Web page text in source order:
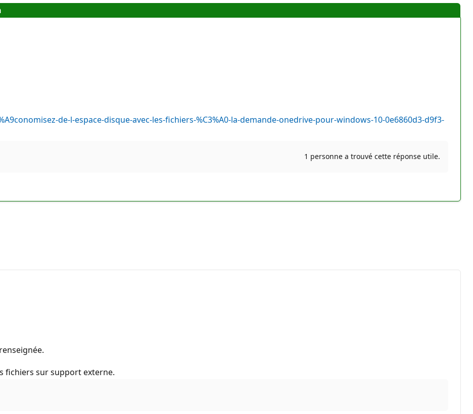
de-l-espace-disque-avec-les-fichiers-%C3%A0-la-demande-onedrive-pour-windows-10-0e6860d3-d9f3-
1 personne a trouvé cette réponse utile.
fichiers sur support externe.